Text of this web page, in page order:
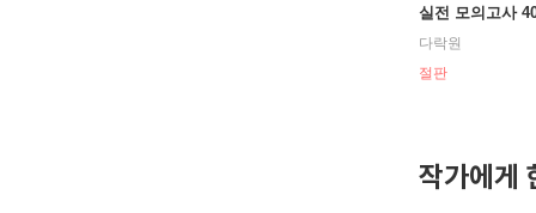
실전 모의고사
신 개정판)
다락원
절판
작가에게